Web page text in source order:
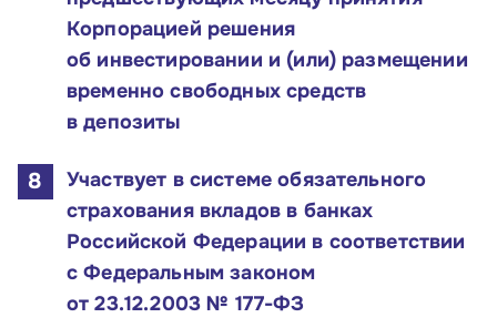
Обратиться в Корпорацию
Корпорацией решения
об инвестировании и (или) размещении
временно свободных средств
в депозиты
Участвует в системе обязательного
страхования вкладов в банках
Российской Федерации в соответствии
с Федеральным законом
от 23.12.2003 № 177-ФЗ